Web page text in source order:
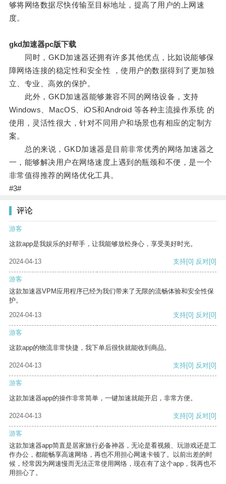
够将网络数据尽快传输至目标地址，提高了用户的上网速
度。
gkd加速器pc版下载
同时，GKD加速器还拥有许多其他优点，比如说能够保
障网络连接的稳定性和安全性 ，使用户的数据得到了更加独
立、专业、高效的保护。
此外，GKD加速器能够兼容不同的网络设备，支持
Windows、MacOS、iOS和Android 等各种主流操作系统 的
使用，灵活性很大，针对不同用户和场景也有相应的定制方
案。
总的来说，GKD加速器是目前非常优秀的网络加速器之
一，能够解决用户在网络速度上遇到的瓶颈和不便，是一个
非常值得推荐的网络优化工具。
#3#
评论
游客
这款app是我娱乐的好帮手，让我能够放松身心，享受美好时光。
2024-04-13 支持[0] 反对[0]
游客
这款加速器VPM应用程序已经为我们带来了无限的流畅体验和安全性保
护。
2024-04-13
支持[0] 反对[0]
游客
这款app的物流非常快捷，我下单后很快就能收到商品。
2024-04-13 支持[0] 反对[0]
游客
这款加速器app的操作非常简单，一键加速就能开启，非常方便。
2024-04-13 支持[0] 反对[0]
游客
这款加速器app简直是居家旅行必备神器，无论是看视频、玩游戏还是工
作办公，都能畅享高速网络，再也不用担心网速卡顿了。以前出差的时
候，经常因为网速慢而无法正常使用网络，现在有了这个app，我再也不
用担心了。